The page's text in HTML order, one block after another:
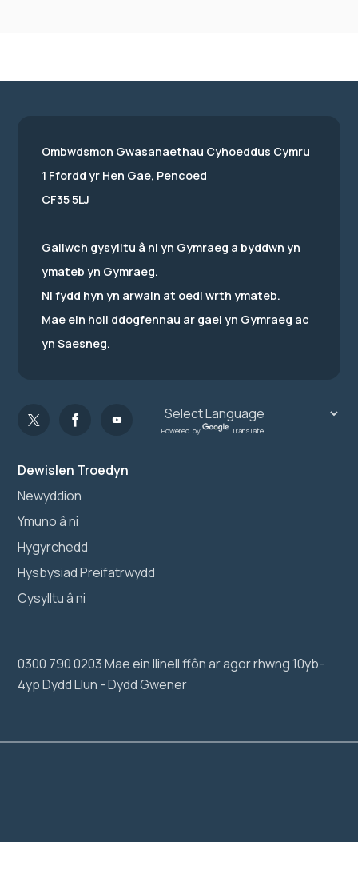
Dewislen Troedyn
Newyddion
Ymuno â ni
Hygyrchedd
Hysbysiad Preifatrwydd
Cysylltu â ni
0300 790 0203 Mae ein llinell ffôn ar agor rhwng 10yb-
4yp Dydd Llun - Dydd Gwener
Ombwdsmon Gwasanaethau Cyhoeddus Cymru
1 Ffordd yr Hen Gae, Pencoed
CF35 5LJ
Gallwch gysylltu â ni yn Gymraeg a byddwn yn
ymateb yn Gymraeg.
Ni fydd hyn yn arwain at oedi wrth ymateb.
Mae ein holl ddogfennau ar gael yn Gymraeg ac
yn Saesneg.
Powered by Translate